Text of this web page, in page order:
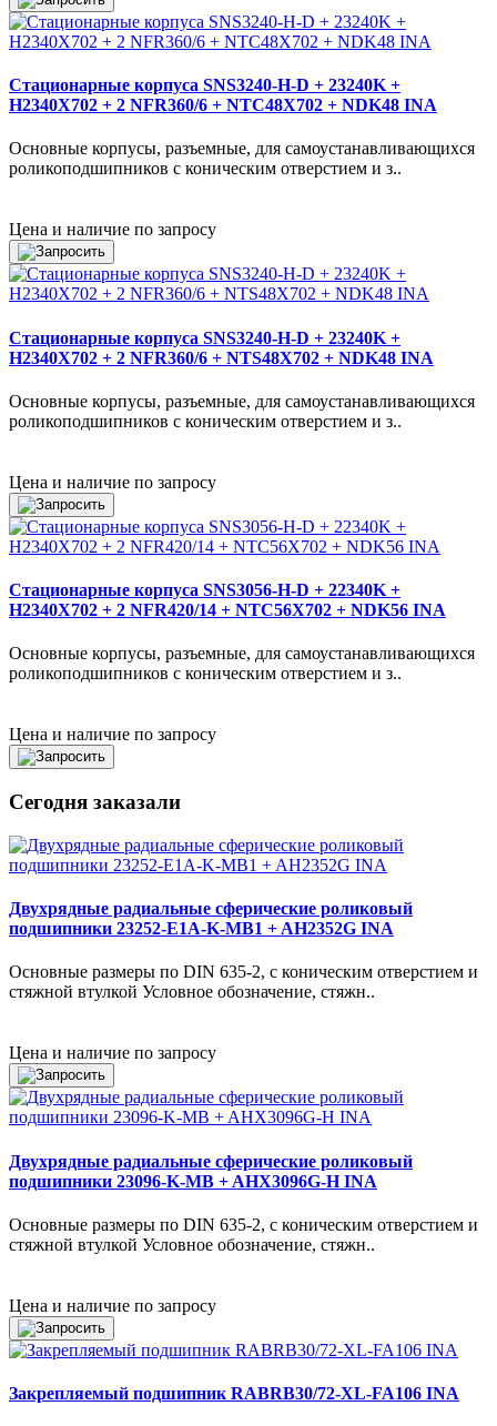
Стационарные корпуса SNS3240-H-D + 23240K +
H2340X702 + 2 NFR360/6 + NTC48X702 + NDK48 INA
Основные корпусы, разъемные, для самоустанавливающихся
роликоподшипников с коническим отверстием и з..
Цена и наличие по запросу
Стационарные корпуса SNS3240-H-D + 23240K +
H2340X702 + 2 NFR360/6 + NTS48X702 + NDK48 INA
Основные корпусы, разъемные, для самоустанавливающихся
роликоподшипников с коническим отверстием и з..
Цена и наличие по запросу
Стационарные корпуса SNS3056-H-D + 22340K +
H2340X702 + 2 NFR420/14 + NTC56X702 + NDK56 INA
Основные корпусы, разъемные, для самоустанавливающихся
роликоподшипников с коническим отверстием и з..
Цена и наличие по запросу
Сегодня заказали
Двухрядные радиальные сферические роликовый
подшипники 23252-E1A-K-MB1 + AH2352G INA
Основные размеры по DIN 635-2, с коническим отверстием и
стяжной втулкой Условное обозначение, стяжн..
Цена и наличие по запросу
Двухрядные радиальные сферические роликовый
подшипники 23096-K-MB + AHX3096G-H INA
Основные размеры по DIN 635-2, с коническим отверстием и
стяжной втулкой Условное обозначение, стяжн..
Цена и наличие по запросу
Закрепляемый подшипник RABRB30/72-XL-FA106 INA